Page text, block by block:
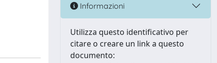
Informazioni
Utilizza questo identificativo per
citare o creare un link a questo
documento: